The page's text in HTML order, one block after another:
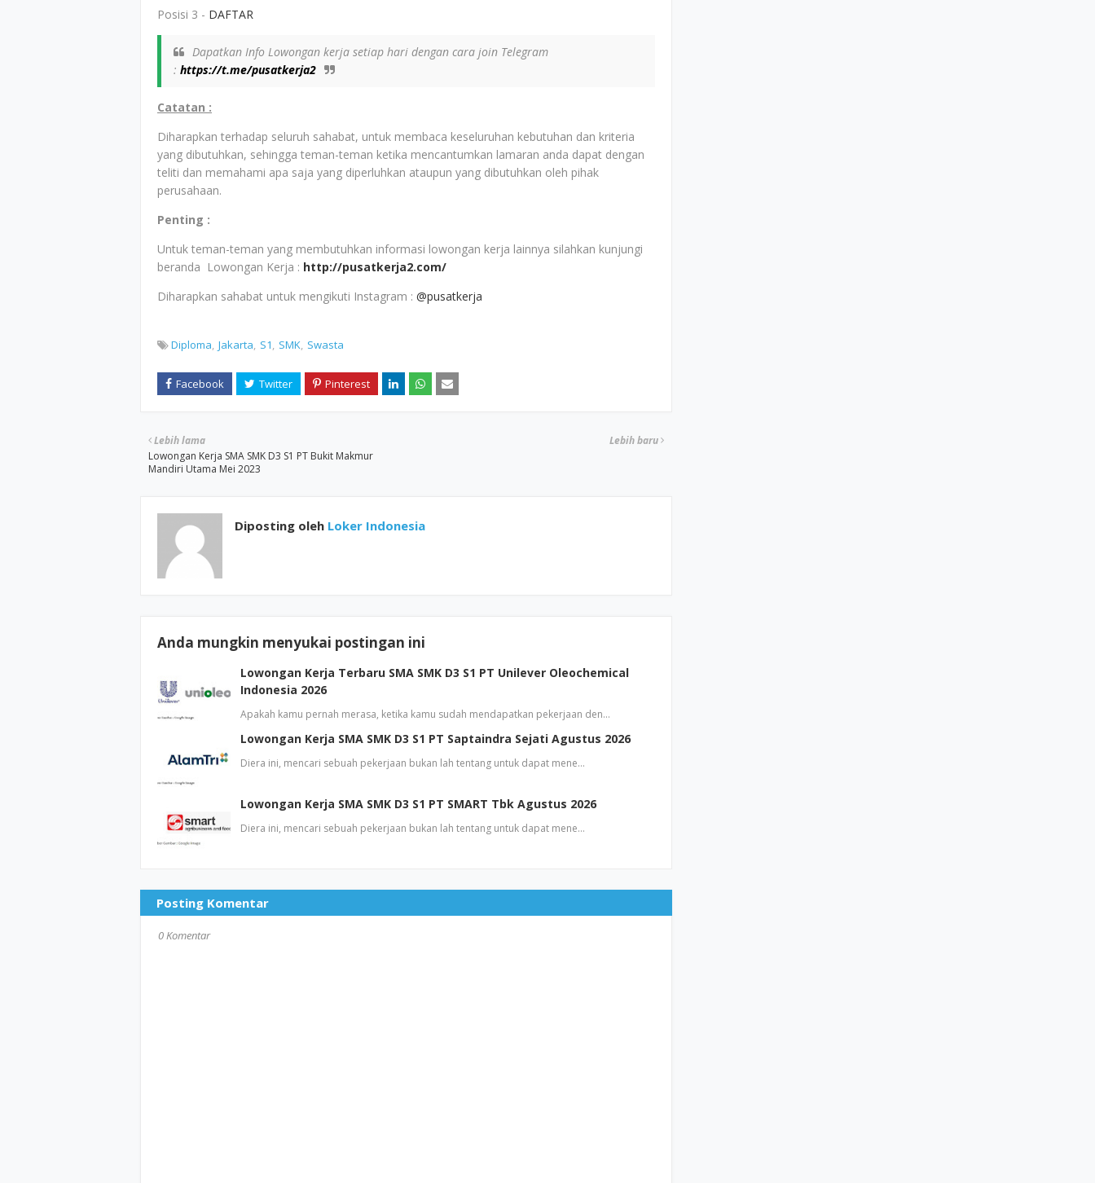
Posisi 3 - DAFTAR
Dapatkan Info Lowongan kerja setiap hari dengan cara join Telegram
: https://t.me/pusatkerja2
Catatan :
Diharapkan terhadap seluruh sahabat, untuk membaca keseluruhan kebutuhan dan kriteria
yang dibutuhkan, sehingga teman-teman ketika mencantumkan lamaran anda dapat dengan
teliti dan memahami apa saja yang diperluhkan ataupun yang dibutuhkan oleh pihak
perusahaan.
Penting :
Untuk teman-teman yang membutuhkan informasi lowongan kerja lainnya silahkan kunjungi
beranda Lowongan Kerja : http://pusatkerja2.com/
Diharapkan sahabat untuk mengikuti Instagram : @pusatkerja
Diploma Jakarta S1 SMK Swasta
Lebih baru
Lebih lama
Lowongan Kerja SMA SMK D3 S1 PT Bukit Makmur
Mandiri Utama Mei 2023
Diposting oleh Loker Indonesia
Anda mungkin menyukai postingan ini
Lowongan Kerja Terbaru SMA SMK D3 S1 PT Unilever Oleochemical
Indonesia 2026
Apakah kamu pernah merasa, ketika kamu sudah mendapatkan pekerjaan den…
Lowongan Kerja SMA SMK D3 S1 PT Saptaindra Sejati Agustus 2026
Diera ini, mencari sebuah pekerjaan bukan lah tentang untuk dapat mene…
Lowongan Kerja SMA SMK D3 S1 PT SMART Tbk Agustus 2026
Diera ini, mencari sebuah pekerjaan bukan lah tentang untuk dapat mene…
Posting Komentar
0 Komentar